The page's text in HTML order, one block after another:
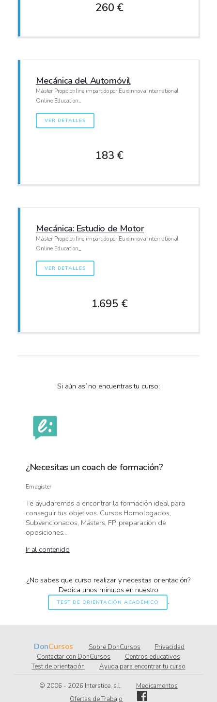
260 €
Mecánica del Automóvil
Máster Propio online impartido por Euroinnova International
Online Education_
VER DETALLES
183 €
Mecánica: Estudio de Motor
Máster Propio online impartido por Euroinnova International
Online Education_
VER DETALLES
1.695 €
Si aún así no encuentras tu curso:
¿Necesitas un coach de formación?
Emagister
Te ayudaremos a encontrar la formación ideal para
conseguir tus objetivos. Cursos Homologados,
Subvencionados, Másters, FP, preparación de
oposiciones...
Ir al contenido
¿No sabes que curso realizar y necesitas orientación?
Dedica unos minutos en nuestro
TEST DE ORIENTACIÓN ACADÉMICO .
DonCursos Sobre DonCursos
Privacidad
Contactar con DonCursos
Centros educativos
Test de orientación
Ayuda para encontrar tu curso
© 2006 - 2026 .l.s ,ecitsretnI
Medicamentos
Ofertas de Trabajo